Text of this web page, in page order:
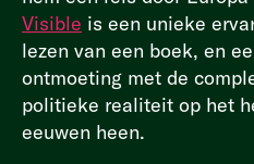
Visible is een unieke
lezen van een boek, en
ontmoeting met de
politieke realiteit op het
eeuwen heen.